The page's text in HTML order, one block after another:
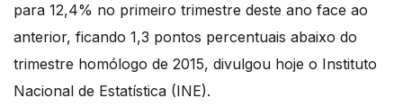
para 12,4% no primeiro trimestre deste ano face ao
anterior, ficando 1,3 pontos percentuais abaixo do
trimestre homólogo de 2015, divulgou hoje o Instituto
Nacional de Estatística (INE).